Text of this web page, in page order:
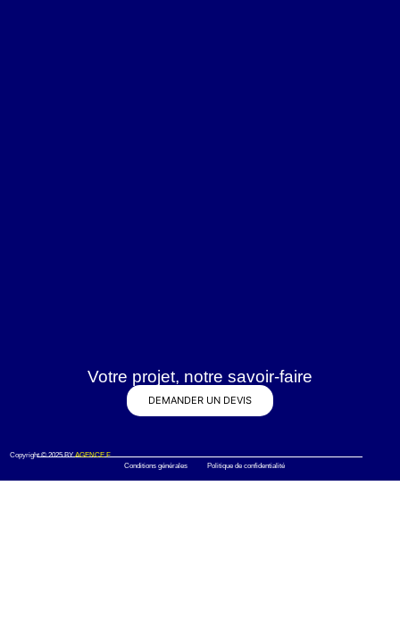
Votre projet, notre savoir-faire
DEMANDER UN DEVIS
Copyright © 2025 BYAGENCE F
Conditions générales Politique de confidentialité